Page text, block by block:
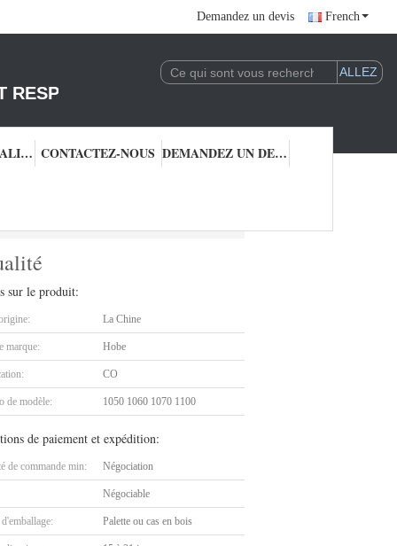
Demandez un devis French
DE L'EXPLOITATION DE LA
CONTRÔLE QUALITÉ CONTACTEZ-NOUS DEMANDEZ UN DEVIS
sur le produit:
La Chine
marque: Hobe
CO
de modèle: 1050 1060 1070 1100
de paiement et expédition:
de commande min: Négociation
Négociable
Palette ou cas en bois